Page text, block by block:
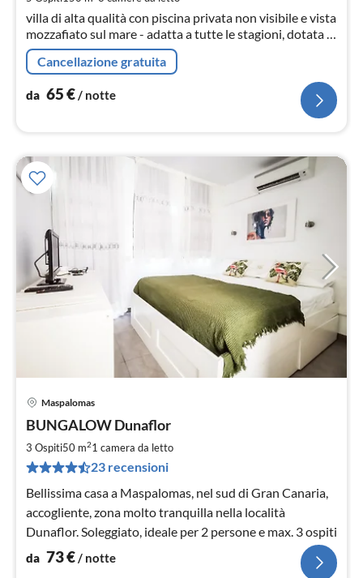
villa di alta qualità con piscina privata non visibile e vista
mozzafiato sul mare - adatta a tutte le stagioni, dotata di
aria condizionata e riscaldamento centralizzato, internet
e altro ancora ...
Cancellazione gratuita
da 65€/ notte
Maspalomas
BUNGALOW Dunaflor
3 Ospiti50 m21 camera da letto
23 recensioni
Bellissima casa a Maspalomas, nel sud di Gran Canaria,
accogliente, zona molto tranquilla nella località
Dunaflor. Soleggiato, ideale per 2 persone e max. 3 ospiti
da 73€ / notte